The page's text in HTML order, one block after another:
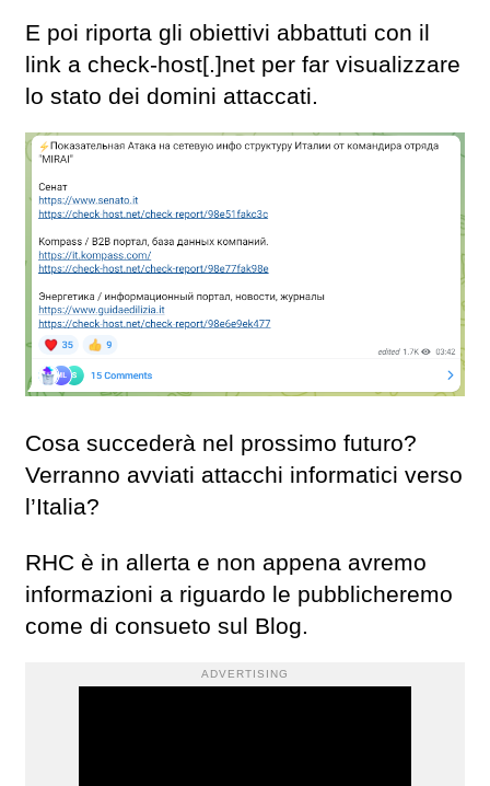
E poi riporta gli obiettivi abbattuti con il
link a check-host[.]net per far visualizzare
lo stato dei domini attaccati.
Cosa succederà nel prossimo futuro?
Verranno avviati attacchi informatici verso
l’Italia?
RHC è in allerta e non appena avremo
informazioni a riguardo le pubblicheremo
come di consueto sul Blog.
ADVERTISING